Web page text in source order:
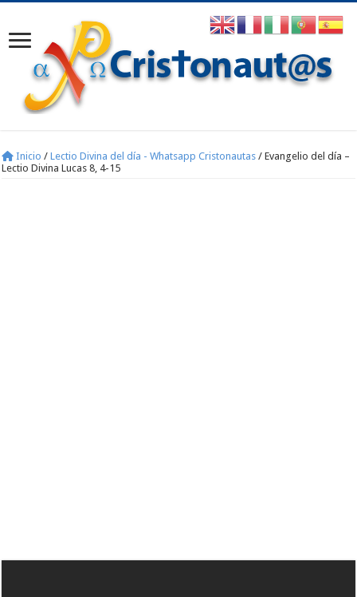
Inicio / Lectio Divina del día - Whatsapp Cristonautas / Evangelio del día –
Lectio Divina Lucas 8, 4-15